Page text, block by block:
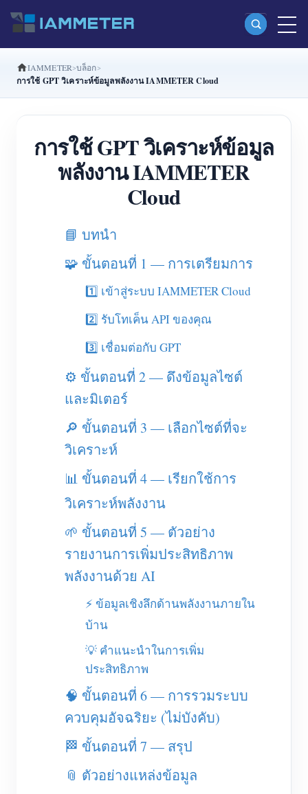
ผลิตภัณฑ์
มิเตอร์พลังงาน Wi-Fi สามเฟส (WEM3080T)
มิเตอร์พลังงาน Wi-Fi สามเฟส (WEM3046T)
มิเตอร์พลังงาน Wi-Fi สามเฟส (WEM3050T)
ตัวควบคุมกำลัง WiFi
IAMMETER Cloud Pro
บริการโฮสต์ด้วยตนเอง
เครื่องชาร์จ EV
โปรแกรมจำลอง IAMMETER
มิเตอร์เสมือน
ระบบพยากรณ์และจำลองพลังงาน
แอปพลิเคชัน
ตัวตรวจสอบพลังงานระบบโซลาร์ PV
ตัวตรวจสอบการใช้ไฟฟ้า
ระบบควบคุมฮีตเตอร์ PV
ระบบอัตโนมัติภายในบ้าน
การตรวจสอบพลังงานโรงงาน
ร้านค้า
แหล่งข้อมูล
คู่มือเริ่มต้นใช้งานผลิตภัณฑ์
เอกสาร
วิดีโอสอนใช้งาน
FAQ
ข่าวสาร
ชุมชน
โปรแกรมผู้ร่วมพัฒนา
ศูนย์ผู้ร่วมพัฒนา
สำรวจเว็บไซต์
อันดับ PV
โซลูชัน
IAMMETER บล็อก
การใช้ GPT วิเคราะห์ข้อมูลพลังงาน IAMMETER Cloud
การใช้ GPT วิเคราะห์ข้อมูล
พลังงาน IAMMETER
Cloud
📘 บทนำ
🧩 ขั้นตอนที่ 1 — การเตรียมการ
1️⃣ เข้าสู่ระบบ IAMMETER Cloud
2️⃣ รับโทเค็น API ของคุณ
3️⃣ เชื่อมต่อกับ GPT
⚙️ ขั้นตอนที่ 2 — ดึงข้อมูลไซต์
และมิเตอร์
🔎 ขั้นตอนที่ 3 — เลือกไซต์ที่จะ
วิเคราะห์
📊 ขั้นตอนที่ 4 — เรียกใช้การ
วิเคราะห์พลังงาน
🌱 ขั้นตอนที่ 5 — ตัวอย่าง
รายงานการเพิ่มประสิทธิภาพ
พลังงานด้วย AI
⚡ ข้อมูลเชิงลึกด้านพลังงานภายใน
บ้าน
💡 คำแนะนำในการเพิ่ม
ประสิทธิภาพ
🧠 ขั้นตอนที่ 6 — การรวมระบบ
ควบคุมอัจฉริยะ (ไม่บังคับ)
🏁 ขั้นตอนที่ 7 — สรุป
📎 ตัวอย่างแหล่งข้อมูล